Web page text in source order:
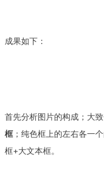
成果如下：
首先分析图片的构成；大致
框； 纯色框上的左右各一个
框+大文本框。